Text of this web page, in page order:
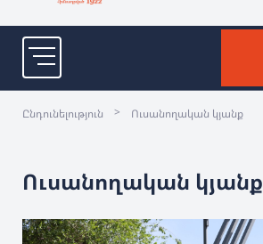
Ընդունելություն > Ուսանողական կյանք
Ուսանողական կյանք